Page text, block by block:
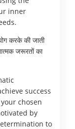
inner
करके की जाती
जरूरतों का
success
chosen
by
to